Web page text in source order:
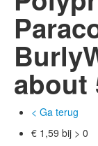
about
< Ga terug
€ 1,59 bij > 0